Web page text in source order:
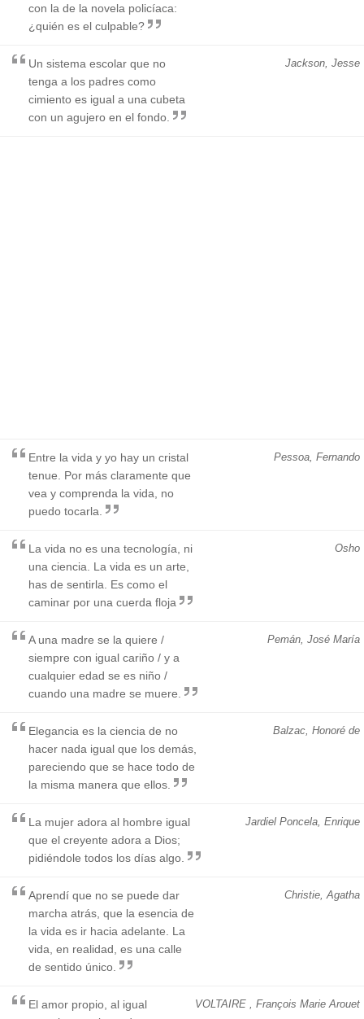
con la de la novela policíaca:
¿quién es el culpable?
Jackson, Jesse
Un sistema escolar que no
tenga a los padres como
cimiento es igual a una cubeta
con un agujero en el fondo.
Pessoa, Fernando
Entre la vida y yo hay un cristal
tenue. Por más claramente que
vea y comprenda la vida, no
puedo tocarla.
Osho
La vida no es una tecnología, ni
una ciencia. La vida es un arte,
has de sentirla. Es como el
caminar por una cuerda floja
Pemán, José María
A una madre se la quiere /
siempre con igual cariño / y a
cualquier edad se es niño /
cuando una madre se muere.
Balzac, Honoré de
Elegancia es la ciencia de no
hacer nada igual que los demás,
pareciendo que se hace todo de
la misma manera que ellos.
Jardiel Poncela, Enrique
La mujer adora al hombre igual
que el creyente adora a Dios;
pidiéndole todos los días algo.
Christie, Agatha
Aprendí que no se puede dar
marcha atrás, que la esencia de
la vida es ir hacia adelante. La
vida, en realidad, es una calle
de sentido único.
VOLTAIRE , François Marie Arouet
El amor propio, al igual